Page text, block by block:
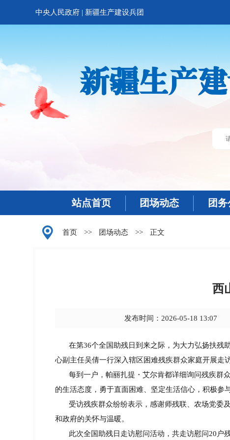
中央人民政府 | 新疆生产建设兵团
新疆生产
站点首页 团场动态 团
首页 >> 团场动态 >> 正文
西
发布时间：2026-05-18 13:07
在第36个全国助残日到来之际，为大力弘扬扶残助
心副主任吴倩一行深入辖区困难残疾群众家庭开展走
每到一户，帕丽扎提・艾尔肯都详细询问残疾群众
的生活态度，勇于直面困难、坚定生活信心，积极参
受访残疾群众纷纷表示，感谢师残联、农场党委及
和政府的关怀与温暖。
此次全国助残日走访慰问活动，共走访慰问20户残